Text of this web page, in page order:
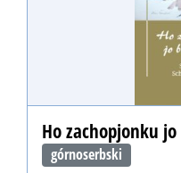
Ho zachopjonku jo
górnoserbski